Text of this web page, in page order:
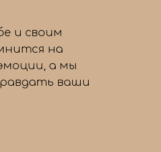
и своим
на
а мы
ваши